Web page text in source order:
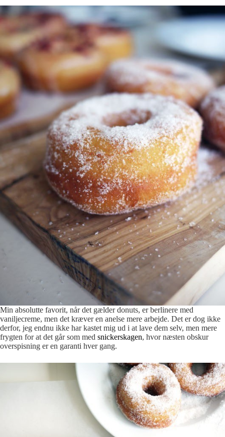
Min absolutte favorit, når det gælder donuts, er berlinere med
vaniljecreme, men det kræver en anelse mere arbejde. Det er dog ikke
derfor, jeg endnu ikke har kastet mig ud i at lave dem selv, men mere
frygten for at det går som med snickerskagen, hvor næsten obskur
overspisning er en garanti hver gang.